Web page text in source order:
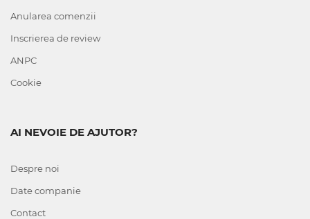
Anularea comenzii
Inscrierea de review
ANPC
Cookie
AI NEVOIE DE AJUTOR?
Despre noi
Date companie
Contact